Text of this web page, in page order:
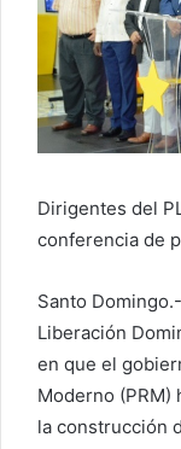
Dirigentes del
conferencia de
Santo
Liberación
en que el
Moderno (PRM)
la construcción